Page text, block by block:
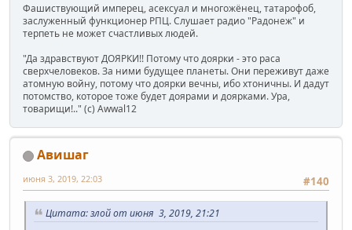
Фашиствующий имперец, асексуал и многожёнец, татарофоб,
заслуженный функционер РПЦ. Слушает радио "Радонеж" и
терпеть не может счастливых людей.
"Да здравствуют ДОЯРКИ!! Потому что доярки - это раса
сверхчеловеков. За ними будущее планеты. Они переживут даже
атомную войну, потому что доярки вечны, ибо хтоничны. И дадут
потомство, которое тоже будет доярами и доярками. Ура,
товарищи!.." (c) Awwal12
Авишаг
#140
июня 3, 2019, 22:03
Цитата: злой от июня 3, 2019, 21:21